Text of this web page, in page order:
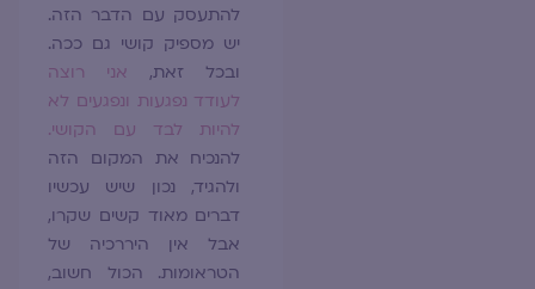
להתעסק עם הדבר הזה.
יש מספיק קושי גם ככה.
ובכל זאת,
אני רוצה
לעודד נפגעות ונפגעים לא
להיות לבד עם הקושי.
להנכיח את המקום הזה
ולהגיד, נכון שיש עכשיו
דברים מאוד קשים שקרו,
אבל אין היררכיה של
הטראומות. הכול חשוב,